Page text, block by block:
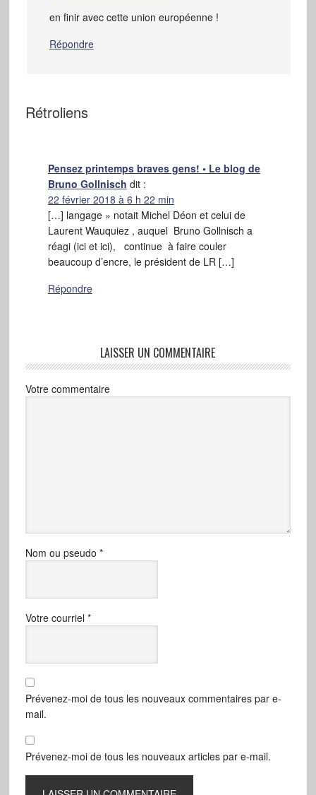
en finir avec cette union européenne !
Répondre
Rétroliens
Pensez printemps braves gens! • Le blog de
Bruno Gollnisch dit :
22 février 2018 à 6 h 22 min
[…] langage » notait Michel Déon et celui de
Laurent Wauquiez , auquel Bruno Gollnisch a
réagi (ici et ici), continue à faire couler
beaucoup d’encre, le président de LR […]
Répondre
LAISSER UN COMMENTAIRE
Votre commentaire
Nom ou pseudo *
Votre courriel *
Prévenez-moi de tous les nouveaux commentaires par e-
mail.
Prévenez-moi de tous les nouveaux articles par e-mail.